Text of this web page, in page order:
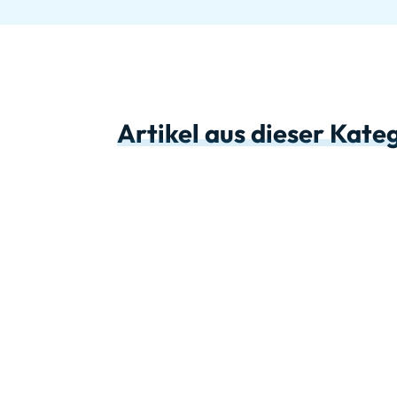
Artikel aus dieser